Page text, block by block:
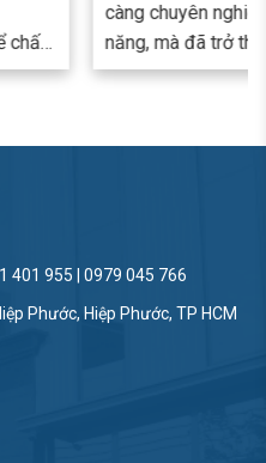
không chỉ là một kỹ
cụ quan trọng giúp Cán bộ
hiệu quả công việc, mở
401 955 | 0979 045 766
Phước, Hiệp Phước, TP HCM